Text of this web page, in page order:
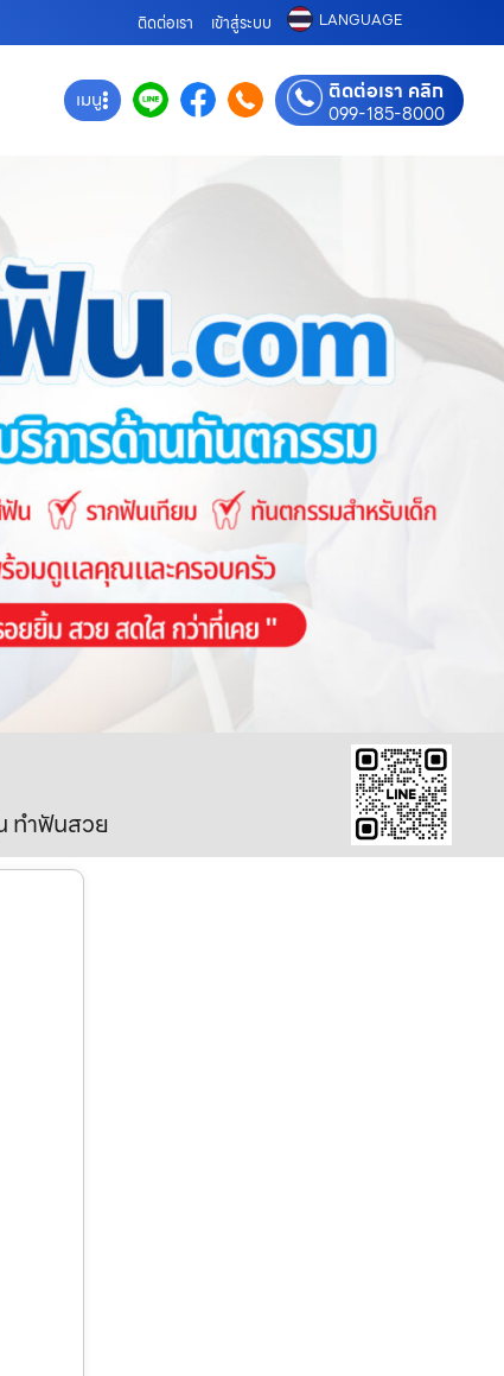
ติดต่อเรา เข้าสู่ระบบ LANGUAGE
เมนู ติดต่อเรา คลิก
099-185-8000
ทำฟันสวย